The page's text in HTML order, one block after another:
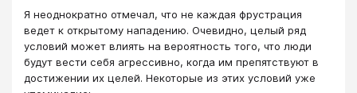
Я неоднократно отмечал, что не каждая фрустрация
ведет к открытому нападению. Очевидно, целый ряд
условий может влиять на вероятность того, что люди
будут вести себя агрессивно, когда им препятствуют в
достижении их целей. Некоторые из этих условий уже